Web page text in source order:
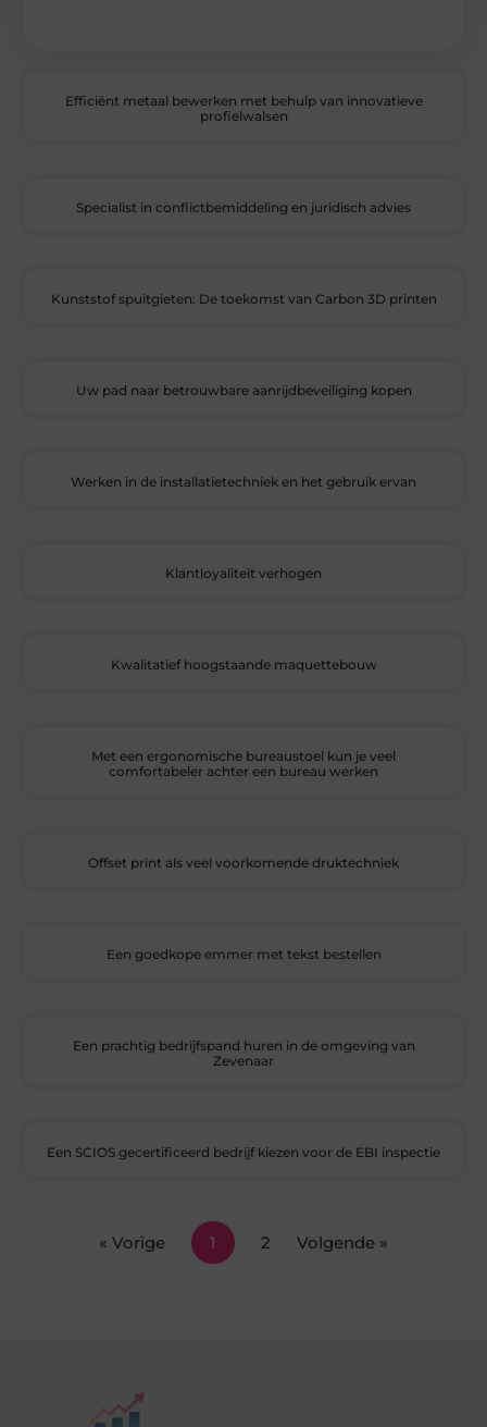
Efficiënt metaal bewerken met behulp van innovatieve
profielwalsen
Specialist in conflictbemiddeling en juridisch advies
Kunststof spuitgieten: De toekomst van Carbon 3D printen
Uw pad naar betrouwbare aanrijdbeveiliging kopen
Werken in de installatietechniek en het gebruik ervan
Klantloyaliteit verhogen
Kwalitatief hoogstaande maquettebouw
Met een ergonomische bureaustoel kun je veel
comfortabeler achter een bureau werken
Offset print als veel voorkomende druktechniek
Een goedkope emmer met tekst bestellen
Een prachtig bedrijfspand huren in de omgeving van
Zevenaar
Een SCIOS gecertificeerd bedrijf kiezen voor de EBI inspectie
« Vorige 1 2 Volgende »